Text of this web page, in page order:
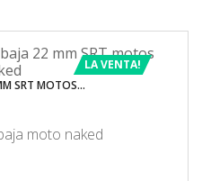
LA VENTA!
SRT MOTOS...
moto naked